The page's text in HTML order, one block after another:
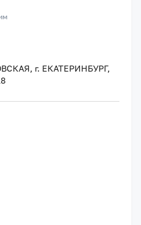
г. ЕКАТЕРИНБУРГ,